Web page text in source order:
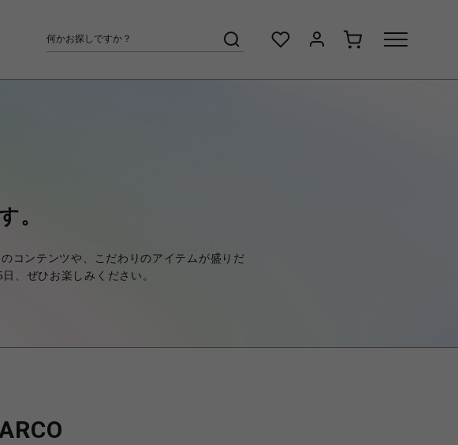
。
コンテンツや、こだわりのアイテムが盛りだ
、ぜひお楽しみください。